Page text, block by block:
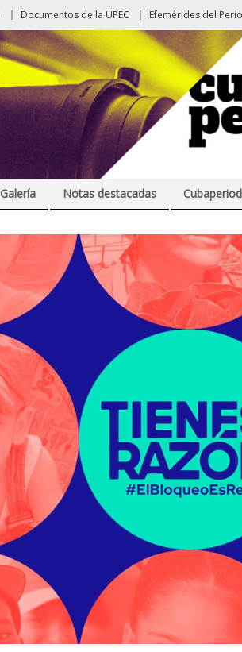
Documentos de la UPEC Efemérides del
Galería Notas destacadas